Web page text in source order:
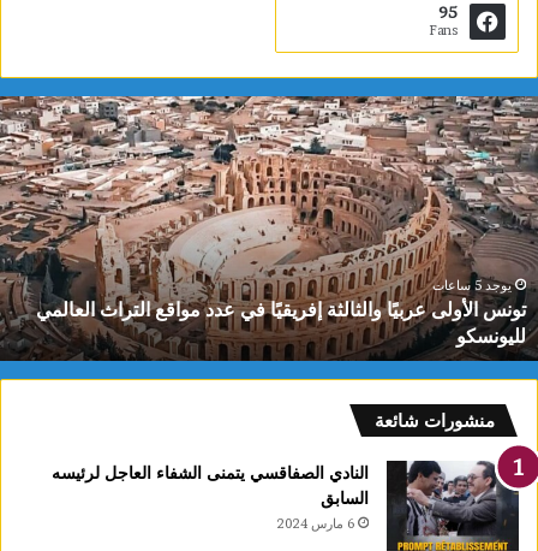
95
Fans
ت
و
ن
س
ا
ل
أ
و
ل
ى
ع
ر
ا
و
يوجد 5 ساعات
تونس الأولى عربيًا والثالثة إفريقيًا في عدد مواقع التراث العالمي
لليونسكو
منشورات شائعة
النادي الصفاقسي يتمنى الشفاء العاجل لرئيسه
السابق
6 مارس 2024